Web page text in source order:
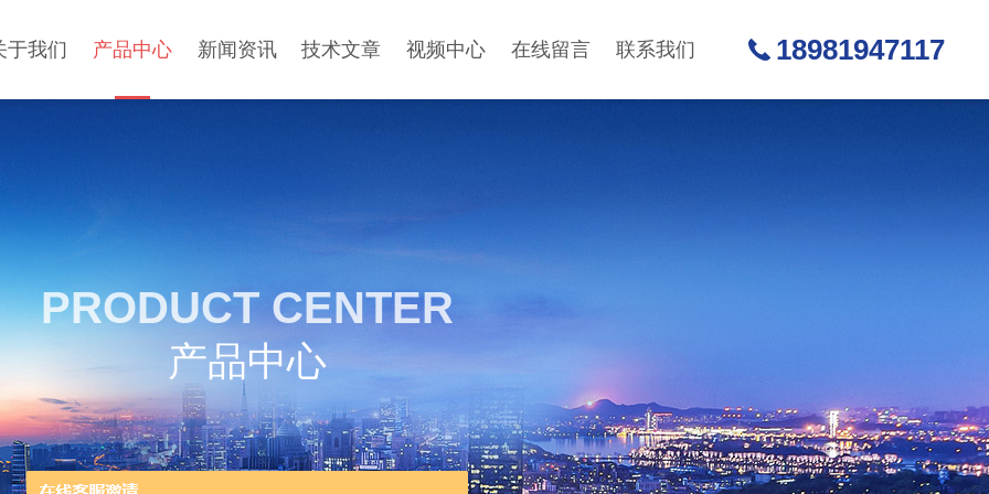
于我们 产品中心 新闻资讯 技术文章 视频中心 在线留言 联系我们 18981947117
PRODUCT CENTER
产品中心